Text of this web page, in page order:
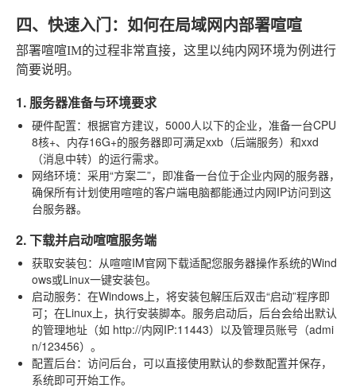
四、快速入门：如何在局域网内部署喧喧
部署喧喧IM的过程非常直接，这里以纯内网环境为例进行
简要说明。
1. 服务器准备与环境要求
硬件配置：根据官方建议，5000人以下的企业，准备一台CPU
8核+、内存16G+的服务器即可满足xxb（后端服务）和xxd
（消息中转）的运行需求。
网络环境：采用“方案二”，即准备一台位于企业内网的服务器，
确保所有计划使用喧喧的客户端电脑都能通过内网IP访问到这
台服务器。
2. 下载并启动喧喧服务端
获取安装包：从喧喧IM官网下载适配您服务器操作系统的Wind
ows或Linux一键安装包。
启动服务：在Windows上，将安装包解压后双击“启动”程序即
可；在Linux上，执行安装脚本。服务启动后，后台会给出默认
的管理地址（如 http://内网IP:11443）以及管理员账号（admi
n/123456）。
配置后台：访问后台，可以直接使用默认的参数配置并保存，
系统即可开始工作。